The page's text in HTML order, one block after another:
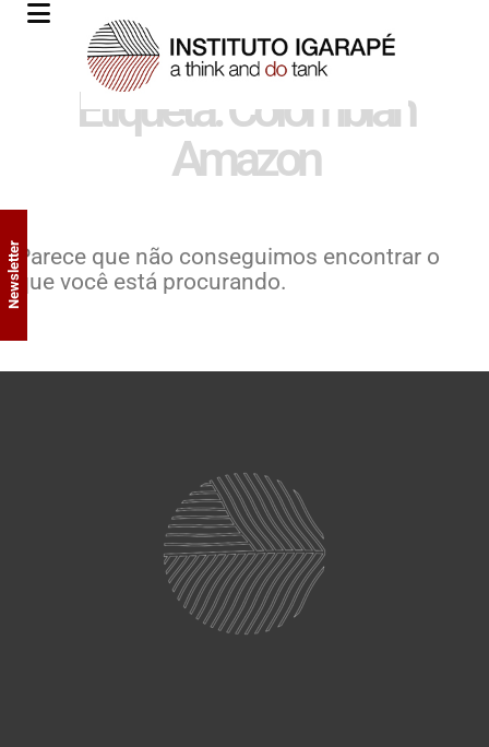
Etiqueta: Colombian
Amazon
Parece que não conseguimos encontrar o
que você está procurando.
Newsletter